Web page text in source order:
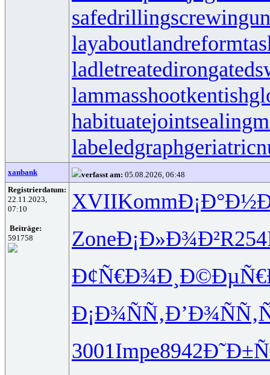
safedrilling
layaboutlandreform
ladletreatediron
lammasshoot
habituate
labeledgraph
xanbank verfasst am: 05.08.2026, 06:48
Registrierdatum:
22.11.2023,
07:10
Beiträge:
591758
XVIIKomm
ZoneÐ¡Ð»Ð¾Ð²R254
Ð¢Ñ€Ð¾Ð¸
Ð¡Ð¾ÑÑ‚Ð’Ð¾ÑÑ‚
3001Impe8942